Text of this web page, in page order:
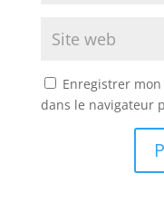
Enregistrer
dans le navigateur